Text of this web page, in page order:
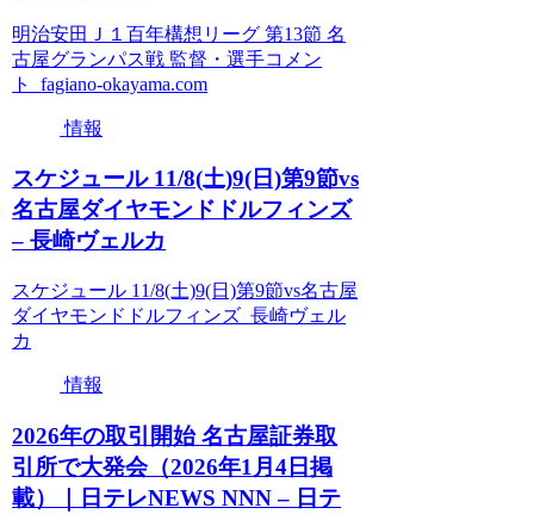
明治安田Ｊ１百年構想リーグ 第13節 名
古屋グランパス戦 監督・選手コメン
ト fagiano-okayama.com
情報
スケジュール 11/8(土)9(日)第9節vs
名古屋ダイヤモンドドルフィンズ
– 長崎ヴェルカ
スケジュール 11/8(土)9(日)第9節vs名古屋
ダイヤモンドドルフィンズ 長崎ヴェル
カ
情報
2026年の取引開始 名古屋証券取
引所で大発会（2026年1月4日掲
載）｜日テレNEWS NNN – 日テ